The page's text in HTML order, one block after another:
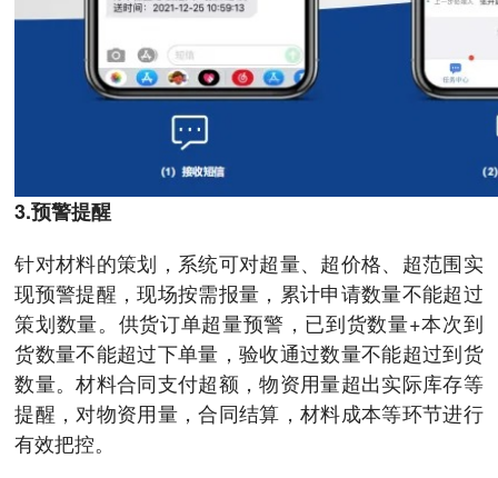
3.预警提醒
针对材料的策划，系统可对超量、超价格、超范围实
现预警提醒，现场按需报量，累计申请数量不能超过
策划数量。供货订单超量预警，已到货数量+本次到
货数量不能超过下单量，验收通过数量不能超过到货
数量。材料合同支付超额，物资用量超出实际库存等
提醒，对物资用量，合同结算，材料成本等环节进行
有效把控。